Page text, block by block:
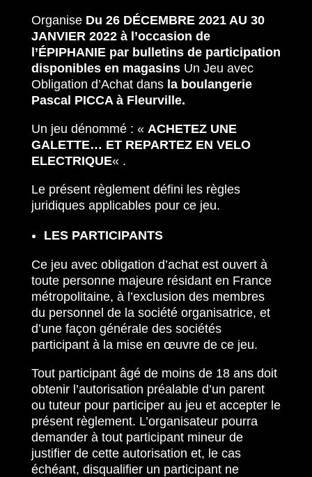
Organise Du 26 DÉCEMBRE 2021 AU 30
JANVIER 2022 à l’occasion de
l’ÉPIPHANIE par bulletins de participation
disponibles en magasins Un Jeu avec
Obligation d’Achat dans la boulangerie
Pascal PICCA à Fleurville.
Un jeu dénommé : « ACHETEZ UNE
GALETTE… ET REPARTEZ EN VELO
ELECTRIQUE« .
Le présent règlement défini les règles
juridiques applicables pour ce jeu.
LES PARTICIPANTS
Ce jeu avec obligation d’achat est ouvert à
toute personne majeure résidant en France
métropolitaine, à l’exclusion des membres
du personnel de la société organisatrice, et
d’une façon générale des sociétés
participant à la mise en œuvre de ce jeu.
Tout participant âgé de moins de 18 ans doit
obtenir l’autorisation préalable d’un parent
ou tuteur pour participer au jeu et accepter le
présent règlement. L’organisateur pourra
demander à tout participant mineur de
justifier de cette autorisation et, le cas
échéant, disqualifier un participant ne